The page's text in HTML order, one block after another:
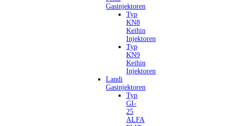
Gasinjektoren
Typ
KN8
Keihin
Injektoren
Typ
KN9
Keihin
Injektoren
Landi
Gasinjektoren
Typ
GI-
25
ALFA